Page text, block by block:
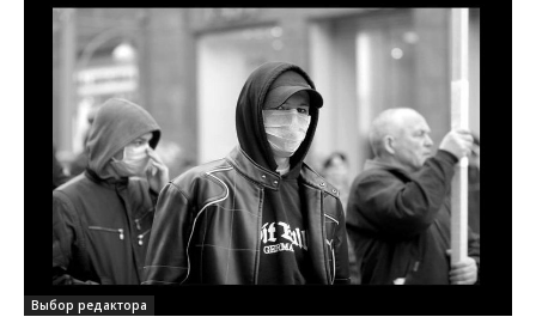
Выбор редактора